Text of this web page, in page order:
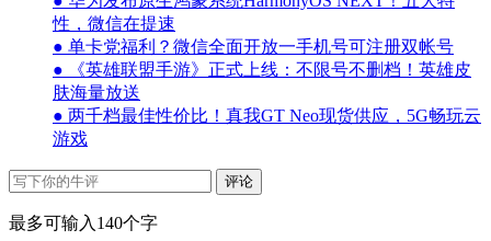
性，微信在提速
● 单卡党福利？微信全面开放一手机号可注册双帐号
● 《英雄联盟手游》正式上线：不限号不删档！英雄皮
肤海量放送
● 两千档最佳性价比！真我GT Neo现货供应，5G畅玩云
游戏
评论
最多可输入140个字